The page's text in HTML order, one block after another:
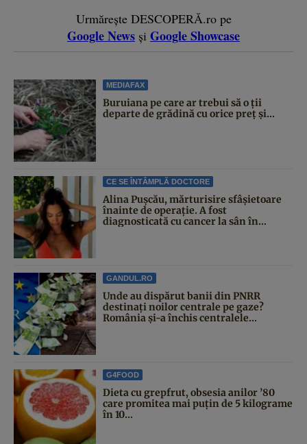
Urmărește DESCOPERĂ.ro pe
Google News și Google Showcase
MEDIAFAX
Buruiana pe care ar trebui să o ții
departe de grădină cu orice preț și...
CE SE ÎNTÂMPLĂ DOCTORE
Alina Pușcău, mărturisire sfâșietoare
înainte de operație. A fost
diagnosticată cu cancer la sân în...
GANDUL.RO
Unde au dispărut banii din PNRR
destinați noilor centrale pe gaze?
România și-a închis centralele...
G4FOOD
Dieta cu grepfrut, obsesia anilor ’80
care promitea mai puțin de 5 kilograme
în 10...